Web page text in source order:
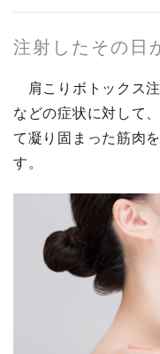
注射したその日
肩こりボトックス
などの症状に対して
て凝り固まった筋肉
す。